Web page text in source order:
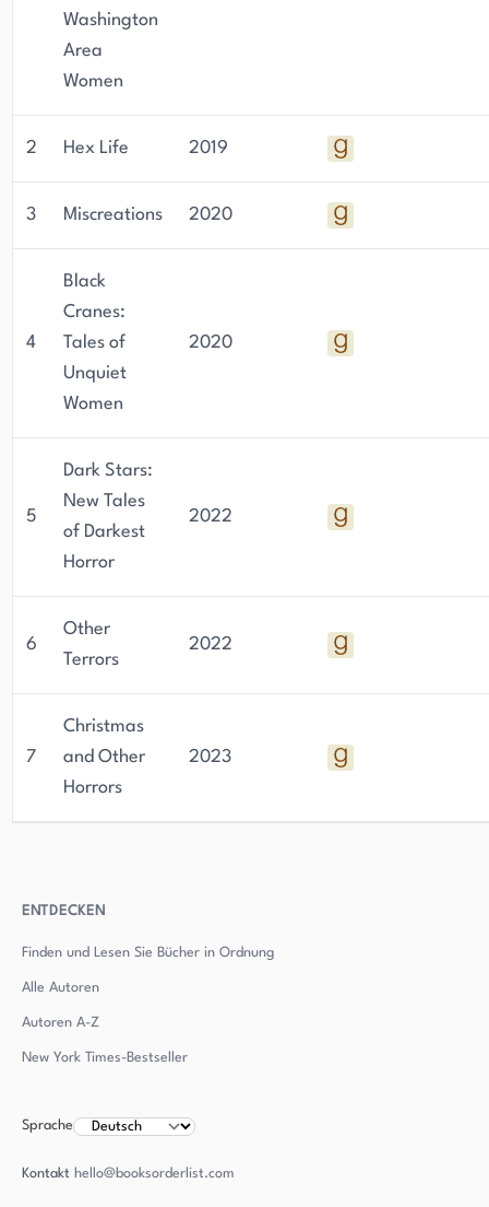
Washington
Area
Women
2 Hex Life 2019
3 Miscreations 2020
4
Black
Cranes:
Tales of
Unquiet
Women
2020
5
Dark Stars:
New Tales
of Darkest
Horror
2022
6
Other
Terrors
2022
7
Christmas
and Other
Horrors
2023
ENTDECKEN
Finden und Lesen Sie Bücher in Ordnung
Alle Autoren
Autoren A-Z
New York Times-Bestseller
Sprache
Kontakt hello@booksorderlist.com